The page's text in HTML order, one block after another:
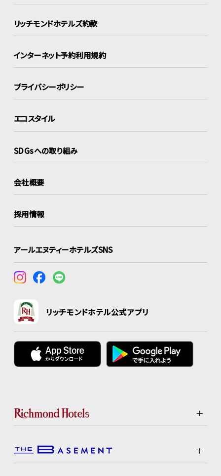
リッチモンドホテルズ約款
インターネット予約利用規約
プライバシーポリシー
エコスタイル
SDGsへの取り組み
会社概要
採用情報
アールエヌティーホテルズSNS
リッチモンドホテル公式アプリ